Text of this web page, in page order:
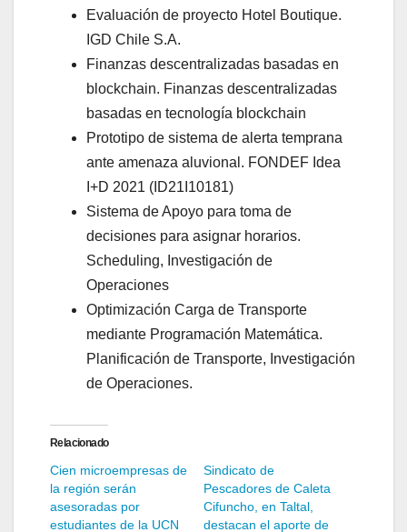
Evaluación de proyecto Hotel Boutique.
IGD Chile S.A.
Finanzas descentralizadas basadas en
blockchain. Finanzas descentralizadas
basadas en tecnología blockchain
Prototipo de sistema de alerta temprana
ante amenaza aluvional. FONDEF Idea
I+D 2021 (ID21I10181)
Sistema de Apoyo para toma de
decisiones para asignar horarios.
Scheduling, Investigación de
Operaciones
Optimización Carga de Transporte
mediante Programación Matemática.
Planificación de Transporte, Investigación
de Operaciones.
Relacionado
Cien microempresas de
la región serán
asesoradas por
estudiantes de la UCN
Sindicato de
Pescadores de Caleta
Cifuncho, en Taltal,
destacan el aporte de